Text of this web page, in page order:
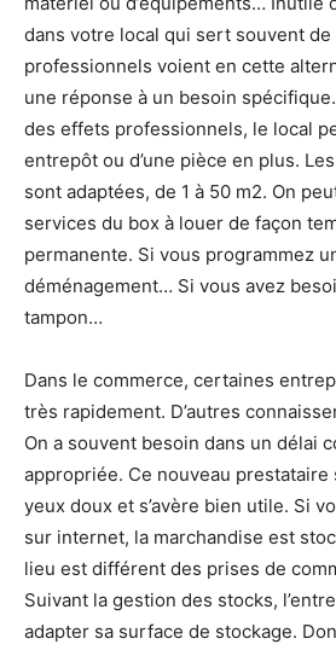
dans votre local qui sert souvent de
professionnels voient en cette
une réponse à un besoin
des effets professionnels, le local
entrepôt ou d’une pièce en plus.
sont adaptées, de 1 à 50 m2. On
services du box à louer de façon
permanente. Si vous programmez
déménagement… Si vous avez
tampon…
Dans le commerce, certaines
très rapidement. D’autres
On a souvent besoin dans un délai
appropriée. Ce nouveau
yeux doux et s’avère bien utile. Si
sur internet, la marchandise est
lieu est différent des prises de
Suivant la gestion des stocks,
adapter sa surface de stockage.